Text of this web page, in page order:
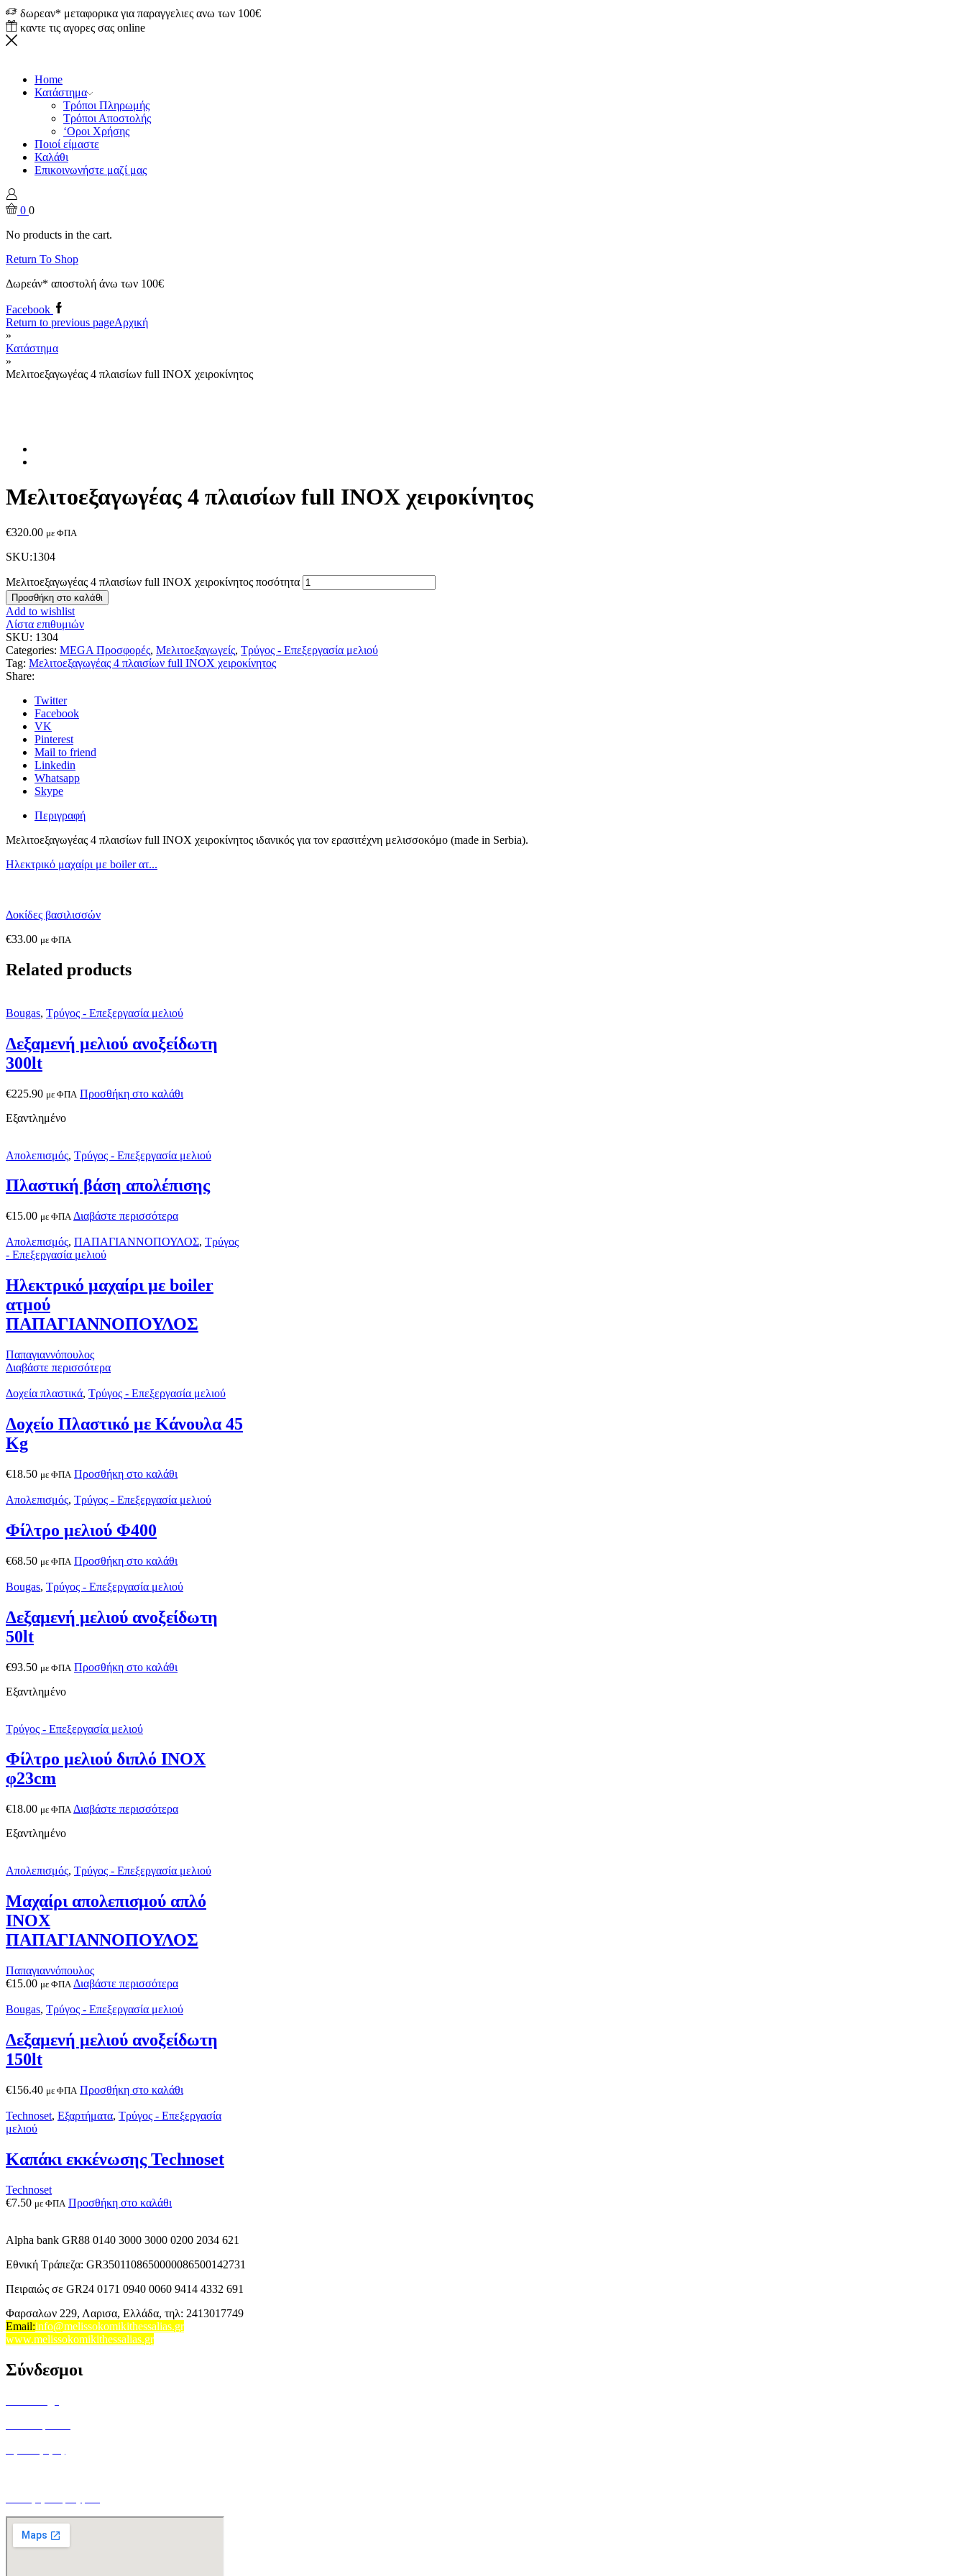
δωρεαν* μεταφορικα για παραγγελιες ανω των 100€
καντε τις αγορες σας online
Home
Κατάστημα
Τρόποι Πληρωμής
Τρόποι Αποστολής
‘Οροι Χρήσης
Ποιοί είμαστε
Καλάθι
Επικοινωνήστε μαζί μας
0 0
No products in the cart.
Return To Shop
Δωρεάν* αποστολή άνω των 100€
Facebook
Return to previous pageΑρχική
»
Κατάστημα
»
Μελιτοεξαγωγέας 4 πλαισίων full INOX χειροκίνητος
Μελιτοεξαγωγέας 4 πλαισίων full INOX χειροκίνητος
€320.00 με ΦΠΑ
SKU:1304
Μελιτοεξαγωγέας 4 πλαισίων full INOX χειροκίνητος ποσότητα
Προσθήκη στο καλάθι
Add to wishlist
Λίστα επιθυμιών
SKU: 1304
Categories: MEGA Προσφορές, Μελιτοεξαγωγείς, Τρύγος - Επεξεργασία μελιού
Tag: Μελιτοεξαγωγέας 4 πλαισίων full INOX χειροκίνητος
Share:
Twitter
Facebook
VK
Pinterest
Mail to friend
Linkedin
Whatsapp
Skype
Περιγραφή
Μελιτοεξαγωγέας 4 πλαισίων full INOX χειροκίνητος ιδανικός για τον ερασιτέχνη μελισσοκόμο (made in Serbia).
Ηλεκτρικό μαχαίρι με boiler ατ...
Δοκίδες βασιλισσών
€33.00 με ΦΠΑ
Related products
Bougas, Τρύγος - Επεξεργασία μελιού
Δεξαμενή μελιού ανοξείδωτη
300lt
€225.90 με ΦΠΑ Προσθήκη στο καλάθι
Εξαντλημένο
Απολεπισμός, Τρύγος - Επεξεργασία μελιού
Πλαστική βάση απολέπισης
€15.00 με ΦΠΑ Διαβάστε περισσότερα
Απολεπισμός, ΠΑΠΑΓΙΑΝΝΟΠΟΥΛΟΣ, Τρύγος
- Επεξεργασία μελιού
Ηλεκτρικό μαχαίρι με boiler
ατμού
ΠΑΠΑΓΙΑΝΝΟΠΟΥΛΟΣ
Παπαγιαννόπουλος
Διαβάστε περισσότερα
Δοχεία πλαστικά, Τρύγος - Επεξεργασία μελιού
Δοχείο Πλαστικό με Κάνουλα 45
Kg
€18.50 με ΦΠΑ Προσθήκη στο καλάθι
Απολεπισμός, Τρύγος - Επεξεργασία μελιού
Φίλτρο μελιού Φ400
€68.50 με ΦΠΑ Προσθήκη στο καλάθι
Bougas, Τρύγος - Επεξεργασία μελιού
Δεξαμενή μελιού ανοξείδωτη
50lt
€93.50 με ΦΠΑ Προσθήκη στο καλάθι
Εξαντλημένο
Τρύγος - Επεξεργασία μελιού
Φίλτρο μελιού διπλό ΙΝΟΧ
φ23cm
€18.00 με ΦΠΑ Διαβάστε περισσότερα
Εξαντλημένο
Απολεπισμός, Τρύγος - Επεξεργασία μελιού
Μαχαίρι απολεπισμού απλό
INOX
ΠΑΠΑΓΙΑΝΝΟΠΟΥΛΟΣ
Παπαγιαννόπουλος
€15.00 με ΦΠΑ Διαβάστε περισσότερα
Bougas, Τρύγος - Επεξεργασία μελιού
Δεξαμενή μελιού ανοξείδωτη
150lt
€156.40 με ΦΠΑ Προσθήκη στο καλάθι
Technoset, Εξαρτήματα, Τρύγος - Επεξεργασία
μελιού
Καπάκι εκκένωσης Technoset
Technoset
€7.50 με ΦΠΑ Προσθήκη στο καλάθι
Alpha bank GR88 0140 3000 3000 0200 2034 621
Εθνική Τράπεζα: GR3501108650000086500142731
Πειραιώς σε GR24 0171 0940 0060 9414 4332 691
Φαρσαλων 229, Λαρισα, Ελλάδα, τηλ: 2413017749
Email:info@melissokomikithessalias.gr
www.melissokomikithessalias.gr
Σύνδεσμοι